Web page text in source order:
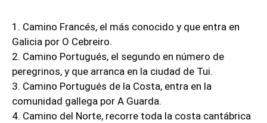
1. Camino Francés, el más conocido y que entra en
Galicia por O Cebreiro.
2. Camino Portugués, el segundo en número de
peregrinos, y que arranca en la ciudad de Tui.
3. Camino Portugués de la Costa, entra en la
comunidad gallega por A Guarda.
4. Camino del Norte, recorre toda la costa cantábrica